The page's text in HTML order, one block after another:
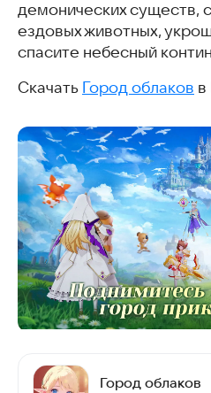
демонических существ,
ездовых животных,
спасите небесный
Скачать Город облаков в
Город облаков